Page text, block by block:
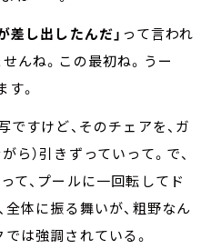
差し出したんだ」 って言われ
んね。この最初ね。うー
。
ですけど、そのチェアを、ガ
ら）引きずっていって。で、
て、プールに一回転してド
全体に振る舞いが、粗野なん
は強調されている。